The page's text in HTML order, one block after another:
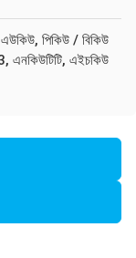
পিকিউ / বিকিউ
এইচকিউ